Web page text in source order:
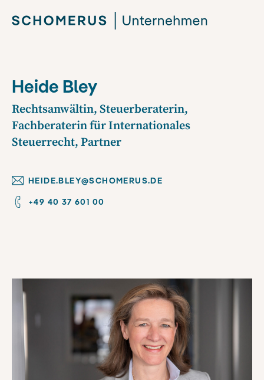
Heide Bley
Rechtsanwältin, Steuerberaterin,
Fachberaterin für Internationales
Steuerrecht, Partner
HEIDE.BLEY@SCHOMERUS.DE
+49 40 37 601 00